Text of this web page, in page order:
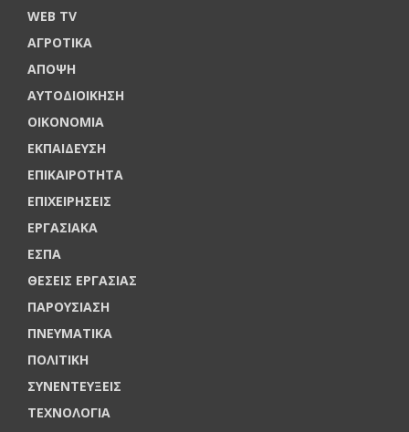
WEB TV
ΑΓΡΟΤΙΚΑ
ΑΠΟΨΗ
ΑΥΤΟΔΙΟΙΚΗΣΗ
ΟΙΚΟΝΟΜΙΑ
ΕΚΠΑΙΔΕΥΣΗ
ΕΠΙΚΑΙΡΟΤΗΤΑ
ΕΠΙΧΕΙΡΗΣΕΙΣ
ΕΡΓΑΣΙΑΚΑ
ΕΣΠΑ
ΘΕΣΕΙΣ ΕΡΓΑΣΙΑΣ
ΠΑΡΟΥΣΙΑΣΗ
ΠΝΕΥΜΑΤΙΚΑ
ΠΟΛΙΤΙΚΗ
ΣΥΝΕΝΤΕΥΞΕΙΣ
ΤΕΧΝΟΛΟΓΙΑ